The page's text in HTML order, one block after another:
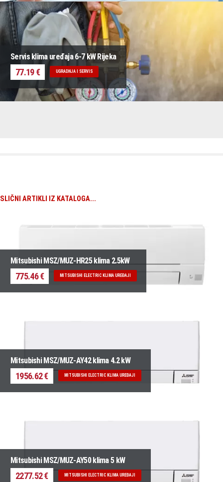
Servis klima uređaja 6-7 kW Rijeka
77.19 € UGRADNJA I SERVIS
SLIČNI ARTIKLI IZ KATALOGA...
Mitsubishi MSZ/MUZ-HR25 klima 2.5kW
775.46 € MITSUBISHI ELECTRIC KLIMA UREĐAJI
Mitsubishi MSZ/MUZ-AY42 klima 4.2 kW
1956.62 € MITSUBISHI ELECTRIC KLIMA UREĐAJI
Mitsubishi MSZ/MUZ-AY50 klima 5 kW
2277.52 € MITSUBISHI ELECTRIC KLIMA UREĐAJI